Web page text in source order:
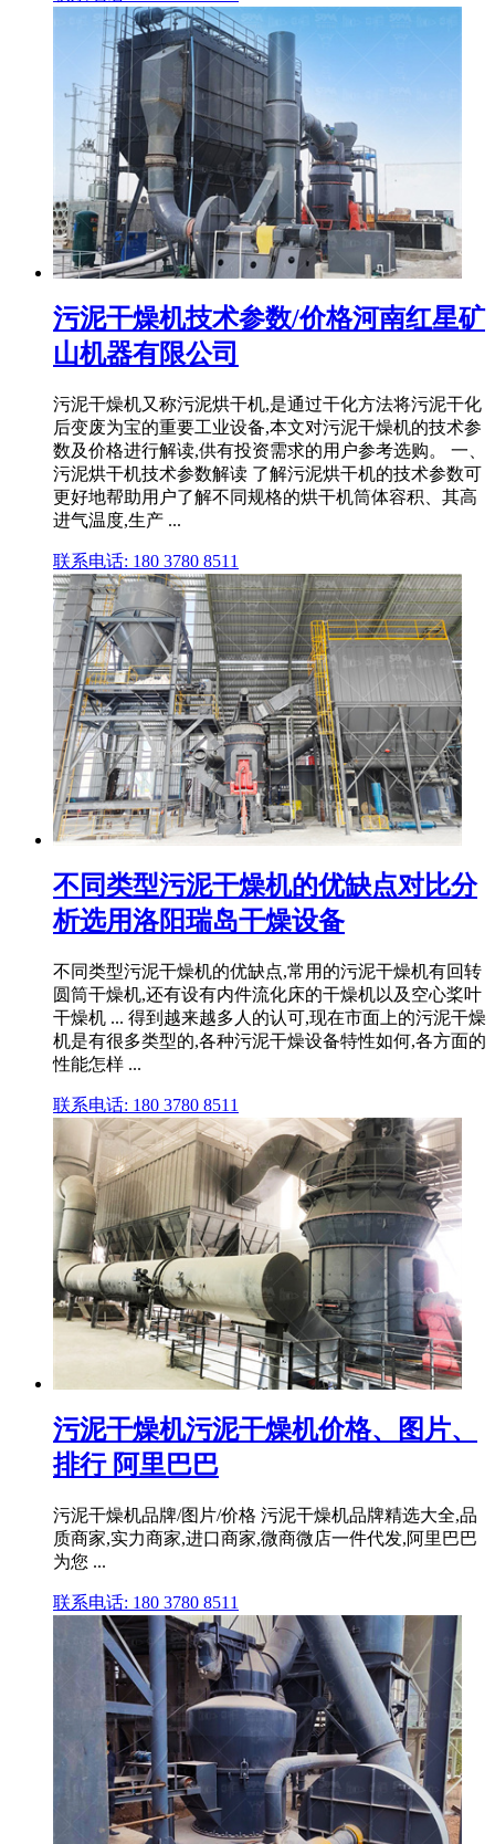
污泥干燥机技术参数/价格河南红星矿
山机器有限公司
污泥干燥机又称污泥烘干机,是通过干化方法将污泥干化
后变废为宝的重要工业设备,本文对污泥干燥机的技术参
数及价格进行解读,供有投资需求的用户参考选购。 一、
污泥烘干机技术参数解读 了解污泥烘干机的技术参数可
更好地帮助用户了解不同规格的烘干机筒体容积、其高
进气温度,生产 ...
联系电话: 180 3780 8511
不同类型污泥干燥机的优缺点对比分
析选用洛阳瑞岛干燥设备
不同类型污泥干燥机的优缺点,常用的污泥干燥机有回转
圆筒干燥机,还有设有内件流化床的干燥机以及空心桨叶
干燥机 ... 得到越来越多人的认可,现在市面上的污泥干燥
机是有很多类型的,各种污泥干燥设备特性如何,各方面的
性能怎样 ...
联系电话: 180 3780 8511
污泥干燥机污泥干燥机价格、图片、
排行 阿里巴巴
污泥干燥机品牌/图片/价格 污泥干燥机品牌精选大全,品
质商家,实力商家,进口商家,微商微店一件代发,阿里巴巴
为您 ...
联系电话: 180 3780 8511